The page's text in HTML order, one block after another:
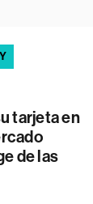
tarjeta en
de las